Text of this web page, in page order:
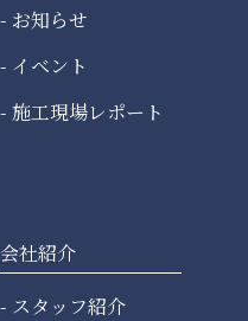
お知らせ
イベント
施工現場レポート
会社紹介
スタッフ紹介